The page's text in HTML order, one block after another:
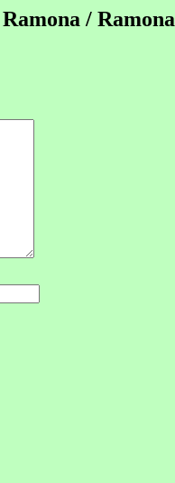
/ Ramona